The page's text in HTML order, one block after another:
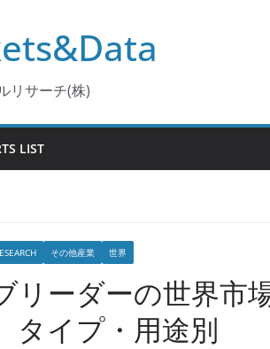
リサーチ(株)
LIST
その他産業 世界
リーダーの世界市
タイプ・用途別